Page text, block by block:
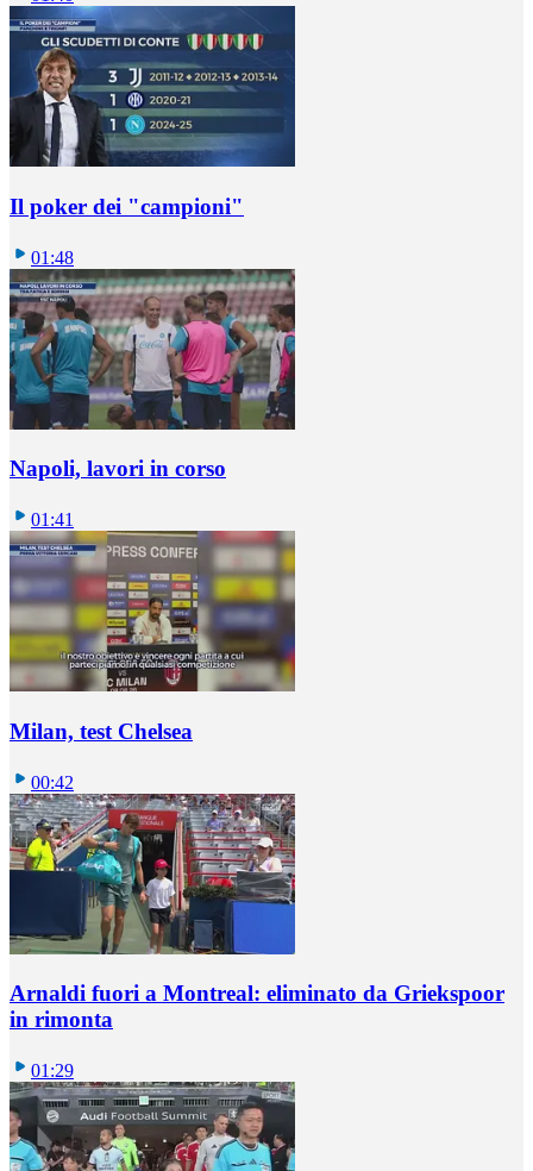
Il poker dei "campioni"
01:48
Napoli, lavori in corso
01:41
Milan, test Chelsea
00:42
Arnaldi fuori a Montreal: eliminato da Griekspoor
in rimonta
01:29